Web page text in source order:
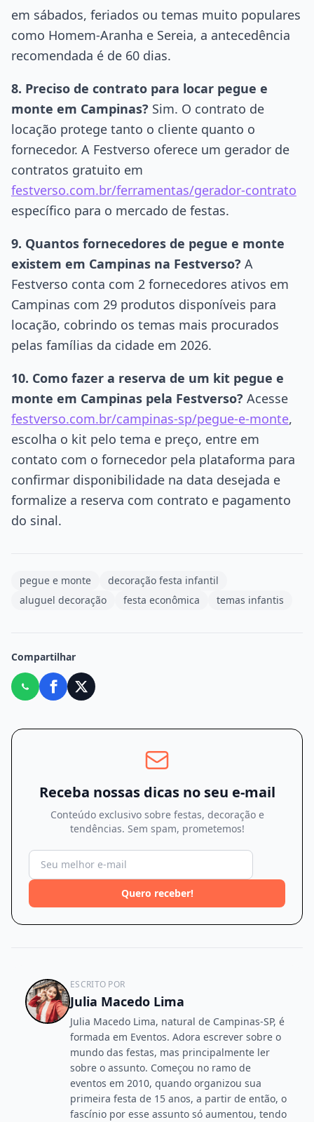
em sábados, feriados ou temas muito populares
como Homem-Aranha e Sereia, a antecedência
recomendada é de 60 dias.
8. Preciso de contrato para locar pegue e
monte em Campinas? Sim. O contrato de
locação protege tanto o cliente quanto o
fornecedor. A Festverso oferece um gerador de
contratos gratuito em
festverso.com.br/ferramentas/gerador-contrato
específico para o mercado de festas.
9. Quantos fornecedores de pegue e monte
existem em Campinas na Festverso? A
Festverso conta com 2 fornecedores ativos em
Campinas com 29 produtos disponíveis para
locação, cobrindo os temas mais procurados
pelas famílias da cidade em 2026.
10. Como fazer a reserva de um kit pegue e
monte em Campinas pela Festverso? Acesse
festverso.com.br/campinas-sp/pegue-e-monte,
escolha o kit pelo tema e preço, entre em
contato com o fornecedor pela plataforma para
confirmar disponibilidade na data desejada e
formalize a reserva com contrato e pagamento
do sinal.
pegue e monte
decoração festa infantil
aluguel decoração
festa econômica temas infantis
Compartilhar
Receba nossas dicas no seu e-mail
Conteúdo exclusivo sobre festas, decoração e
tendências. Sem spam, prometemos!
Quero receber!
ESCRITO POR
Julia Macedo Lima
Julia Macedo Lima, natural de Campinas-SP, é
formada em Eventos. Adora escrever sobre o
mundo das festas, mas principalmente ler
sobre o assunto. Começou no ramo de
eventos em 2010, quando organizou sua
primeira festa de 15 anos, a partir de então, o
fascínio por esse assunto só aumentou, tendo